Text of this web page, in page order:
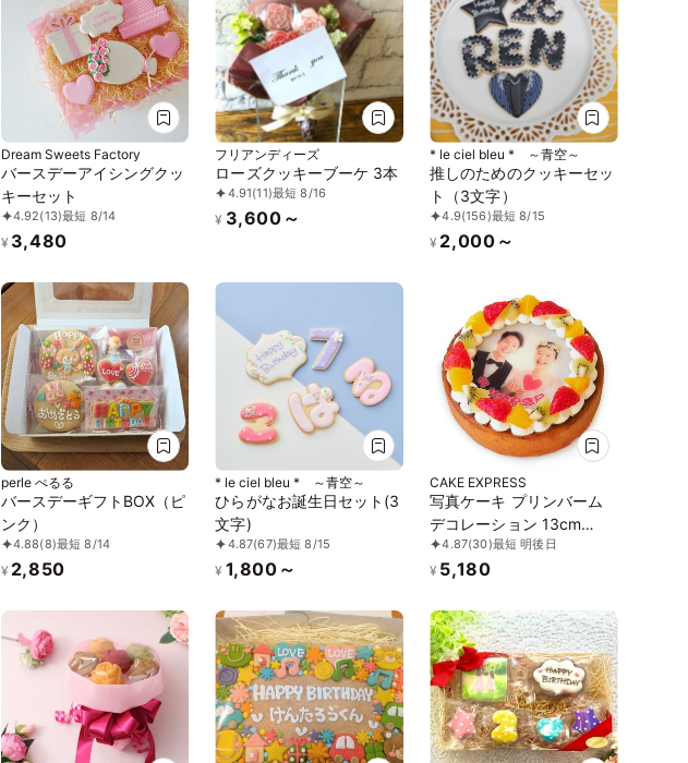
Dream Sweets Factory
バースデーアイシングクッ
キーセット
4.92(13)最短 8/14
¥ 3,480
フリアンディーズ
ローズクッキーブーケ 3本
4.91(11)最短 8/16
¥ 3,600～
* le ciel bleu * ～青空～
推しのためのクッキーセッ
ト（3文字）
4.9(156)最短 8/15
¥ 2,000～
perle ぺるる
バースデーギフトBOX（ピ
ンク）
4.88(8)最短 8/14
¥ 2,850
* le ciel bleu * ～青空～
ひらがなお誕生日セット(3
文字)
4.87(67)最短 8/15
¥ 1,800～
CAKE EXPRESS
写真ケーキ プリンバーム
デコレーション 13cm
pudding-baum-p2
4.87(30)最短 明後日
¥ 5,180